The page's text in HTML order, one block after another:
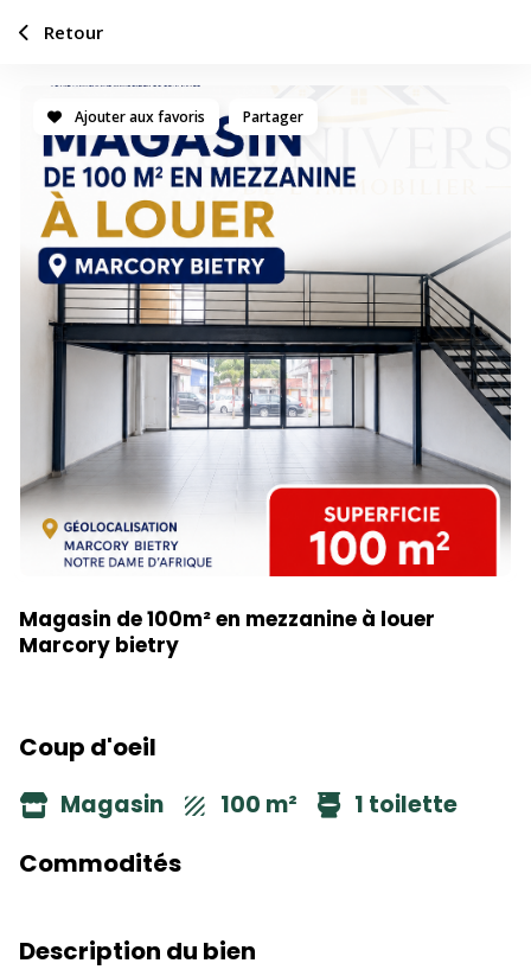
Ajouter aux favoris Partager
Magasin de 100m² en mezzanine à louer
Marcory bietry
Coup d'oeil
Magasin 100 m² 1 toilette
Commodités
Description du bien
Retour